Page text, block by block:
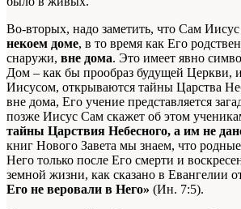
Во-вторых, надо заметить, что Сам
некоем доме, в то время как Его
снаружи, вне дома. Это имеет явно
Дом – как бы прообраз будущей Церкви,
Иисусом, открываются тайны Царства
вне дома, Его учение представляется
позже Иисус Сам скажет об этом
тайны Царствия Небесного, а им не
книг Нового Завета мы знаем, что
Него только после Его смерти и
земной жизни, как сказано в Евангелии
Его не веровали в Него» (Ин. 7:5).